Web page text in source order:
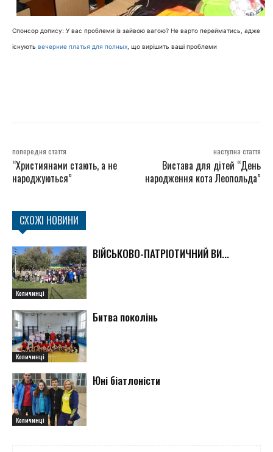
Спонсор допису: У вас проблеми із зайвою вагою? Не варто перейматись, адже
існують вечерние платья для полных, що вирішить ваші проблеми
попередня стаття
“Християнами стають, а не
народжуються”
наступна стаття
Вистава для дітей “День
народження кота Леопольда”
СХОЖІ НОВИНИ
Копичинці
ВІЙСЬКОВО-ПАТРІОТИЧНИЙ ВИ...
Копичинці
Битва поколінь
Копичинці
Юні біатлоністи